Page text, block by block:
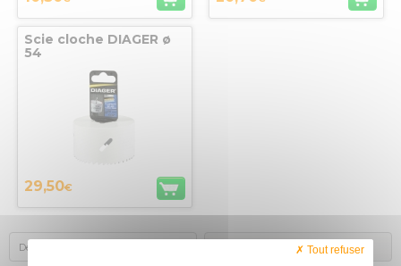
Scie cloche DIAGER ø
54
29,50€
Description Produits complémentaires
Tout refuser